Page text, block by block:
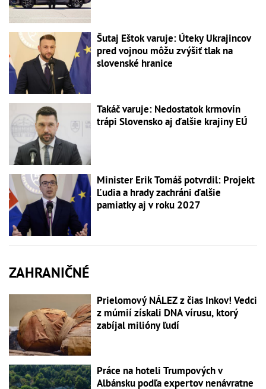
Šutaj Eštok varuje: Úteky Ukrajincov
pred vojnou môžu zvýšiť tlak na
slovenské hranice
Takáč varuje: Nedostatok krmovín
trápi Slovensko aj ďalšie krajiny EÚ
Minister Erik Tomáš potvrdil: Projekt
Ľudia a hrady zachráni ďalšie
pamiatky aj v roku 2027
ZAHRANIČNÉ
Prielomový NÁLEZ z čias Inkov! Vedci
z múmií získali DNA vírusu, ktorý
zabíjal milióny ľudí
Práce na hoteli Trumpových v
Albánsku podľa expertov nenávratne